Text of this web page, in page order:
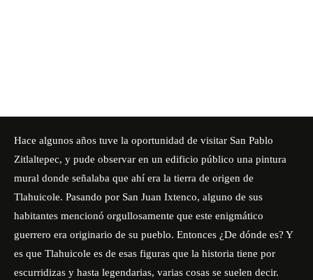
Hace algunos años tuve la oportunidad de visitar San Pablo
Zitlaltepec, y pude observar en un edificio público una pintura
mural donde señalaba que ahí era la tierra de origen de
Tlahuicole. Pasando por San Juan Ixtenco, alguno de sus
habitantes mencionó orgullosamente que este enigmático
guerrero era originario de su pueblo. Entonces ¿De dónde es? Y
es que Tlahuicole es de esas figuras que la historia tiene por
escurridizas y hasta legendarias, varias cosas se suelen decir.